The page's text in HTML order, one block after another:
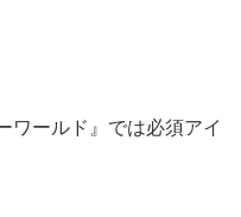
ワールド』では必須アイ